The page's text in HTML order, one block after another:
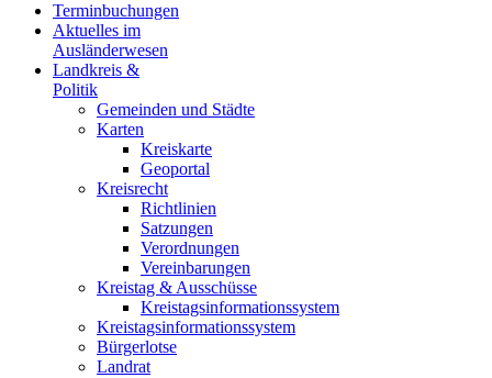
Terminbuchungen
Aktuelles im
Ausländerwesen
Landkreis &
Politik
Gemeinden und Städte
Karten
Kreiskarte
Geoportal
Kreisrecht
Richtlinien
Satzungen
Verordnungen
Vereinbarungen
Kreistag & Ausschüsse
Kreistagsinformationssystem
Kreistagsinformationssystem
Bürgerlotse
Landrat